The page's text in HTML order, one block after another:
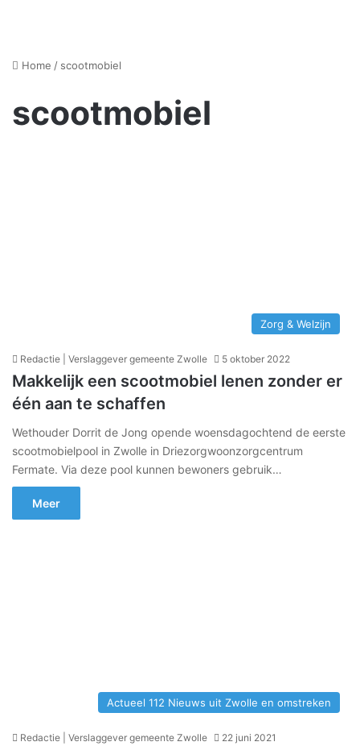
Home / scootmobiel
scootmobiel
Zorg & Welzijn
Redactie | Verslaggever gemeente Zwolle 5 oktober 2022
Makkelijk een scootmobiel lenen zonder er
één aan te schaffen
Wethouder Dorrit de Jong opende woensdagochtend de eerste
scootmobielpool in Zwolle in Driezorgwoonzorgcentrum
Fermate. Via deze pool kunnen bewoners gebruik…
Meer
Actueel 112 Nieuws uit Zwolle en omstreken
Redactie | Verslaggever gemeente Zwolle 22 juni 2021